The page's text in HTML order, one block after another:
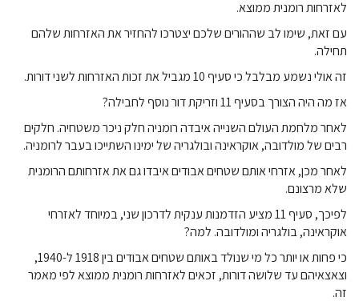
לאזרחות רומנית ממוצא.
עם זאת, שימו לב שההורים שלכם יצטרכו להחזיר את האזרחות שלהם
תחילה.
זה אולי נשמע מבלבל כי סעיף 10 מגביל את זכות האזרחות לשני דורות.
אז מה היה הצורך בסעיף 11 וזריקת דור נוסף לחבילה?
לאחר מלחמת העולם השנייה איבדה רומניה חלק ניכר משטחיה. חלקים
רבים של מולדובה, אוקראינה ובולגריה של ימינו השתייכו בעבר לרומניה.
לאחר מכן, אזרחי אותם שטחים אבודים איבדו גם את אזרחותם הרומנית
שלא מרצונם.
לפיכך, סעיף 11 מציע הזדמנות ענקית לדרכון שני, במיוחד לאזרחי
אוקראינה, בולגריה ומולדובה. למה?
כי פחות או יותר כל מי שנולד באותם שטחים אבודים בין 1918 ל-1940,
וצאצאיהם עד שלושה דורות, זכאים לאזרחות רומנית ממוצא לפי מאמר
זה.